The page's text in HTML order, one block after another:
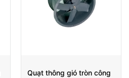
Quạt thông gió tròn công